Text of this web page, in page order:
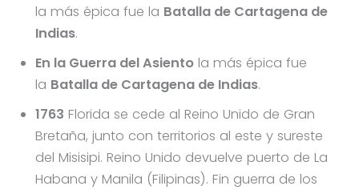
la más épica fue la Batalla de Cartagena de
Indias.
En la Guerra del Asientola más épica fue
la Batalla de Cartagena de Indias.
1763 Florida se cede al Reino Unido de Gran
Bretaña, junto con territorios al este y sureste
del Misisipi. Reino Unido devuelve puerto de La
Habana y Manila (Filipinas). Fin guerra de los